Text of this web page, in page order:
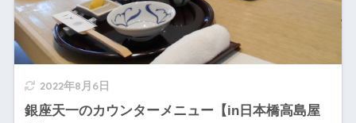
2022年8月6日
銀座天一のカウンターメニュー【in日本橋高島屋